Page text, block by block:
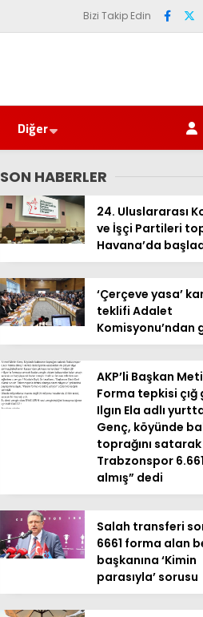
Bizi Takip Edin
Diğer
SON HABERLER
24. Uluslararası
ve İşçi Partileri
Havana’da
‘Çerçeve yasa’
teklifi Adalet
Komisyonu’ndan
AKP’li Başkan
Forma tepkisi çığ
Ilgın Ela adlı
Genç, köyünde
toprağını satarak
Trabzonspor
almış” dedi
Salah transferi
6661 forma alan
başkanına ‘Kimin
parasıyla’ sorusu